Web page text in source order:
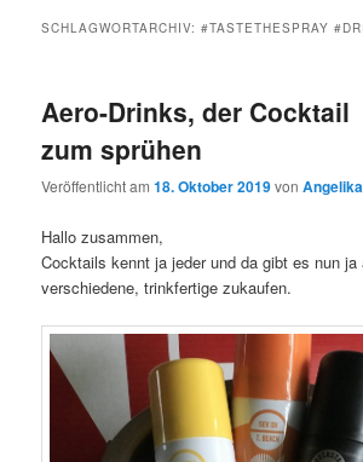
SCHLAGWORTARCHIV:#TASTETHESPRAY
Aero-Drinks, der Cocktail
zum sprühen
Veröffentlicht am18. Oktober 2019vonAngelika
Hallo zusammen,
Cocktails kennt ja jeder und da gibt es nun
verschiedene, trinkfertige zukaufen.